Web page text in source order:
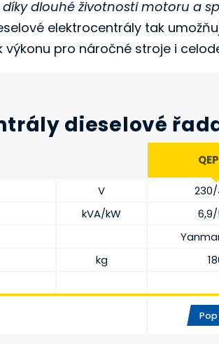
dlouhé životnosti motoru a
elektrocentrály tak
výkonu pro náročné stroje i
dieselové
V
kVA/kW
kg